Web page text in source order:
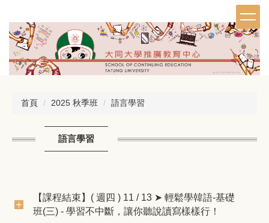
到
主
內
首頁
2025 秋季班 語言學習
語言學習
【課程結束】( 週四 ) 11 / 13 ➤ 輕鬆學韓語-基礎
班(三) - 學習不中斷，讓你聽說讀寫樣樣行！